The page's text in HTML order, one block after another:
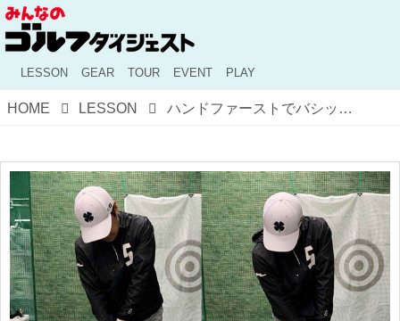
LESSON GEAR TOUR EVENT PLAY
HOME LESSON ハンドファーストでバシッと打てる!? 稲見萌寧がやってる「左体重全乗せドリル」を試してみた